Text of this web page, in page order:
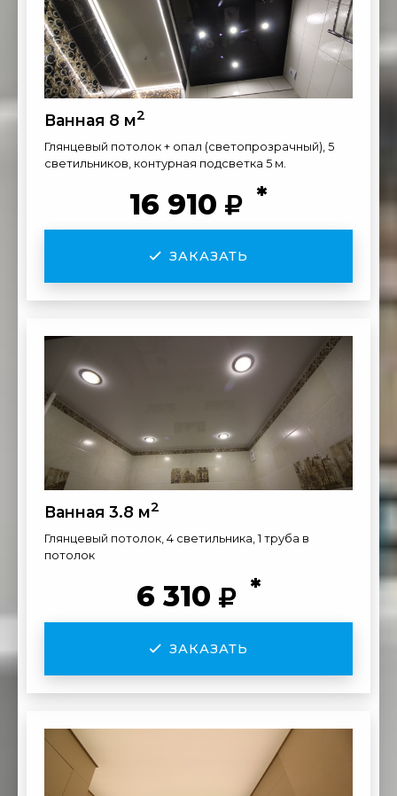
Ванная 8 м2
Глянцевый потолок + опал (светопрозрачный), 5
светильников, контурная подсветка 5 м.
16 910 *
ЗАКАЗАТЬ
Ванная 3.8 м2
Глянцевый потолок, 4 светильника, 1 труба в
потолок
6 310 *
ЗАКАЗАТЬ